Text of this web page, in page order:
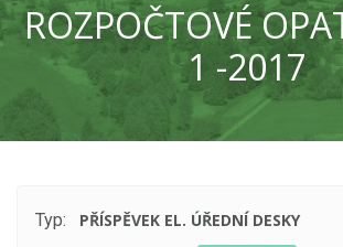
ROZPOČTOVÉ
1 -2017
Typ:
PŘÍSPĚVEK EL. ÚŘEDNÍ DESKY